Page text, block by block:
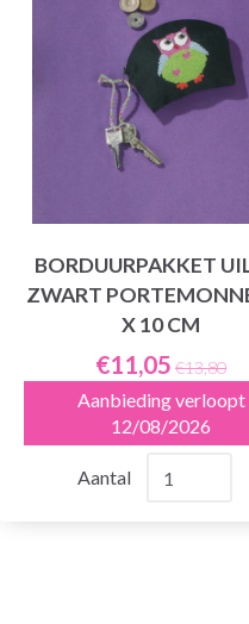
BORDUURPAKKET
ZWART
X 10 CM
€11,05 €13,80
Aanbieding verloopt
12/08/2026
Aantal